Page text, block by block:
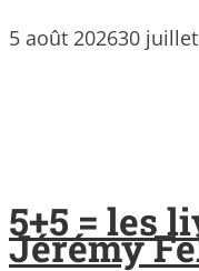
5 août 202630
5+5 = les
Jérémy